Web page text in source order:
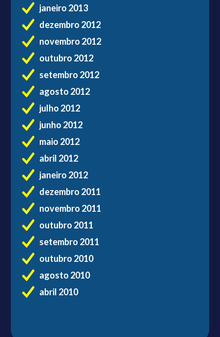
janeiro 2013
dezembro 2012
novembro 2012
outubro 2012
setembro 2012
agosto 2012
julho 2012
junho 2012
maio 2012
abril 2012
janeiro 2012
dezembro 2011
novembro 2011
outubro 2011
setembro 2011
outubro 2010
agosto 2010
abril 2010